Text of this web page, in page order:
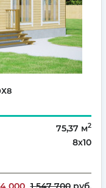
75,37 м2
8х10
3